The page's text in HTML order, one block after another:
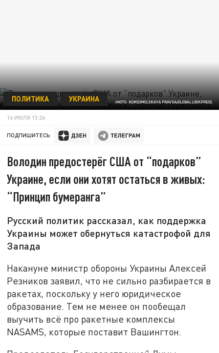
/ФОТО: KOMSOMOLSKAYA PRAVDA/GLOBALLOOKPRESS
ПОЛИТИКА УКРАИНА
16 ИЮЛЯ 13:26
ПОДПИШИТЕСЬ:
Володин предостерёг США от “подарков”
Украине, если они хотят остаться в живых:
“Принцип бумеранга”
Русский политик рассказал, как поддержка
Украины может обернуться катастрофой для
Запада
Накануне министр обороны Украины Алексей
Резников заявил, что не сильно разбирается в
ракетах, поскольку у него юридическое
образование. Тем не менее он пообещал
выучить всё про ракетные комплексы
NASAMS, которые поставит Вашингтон.